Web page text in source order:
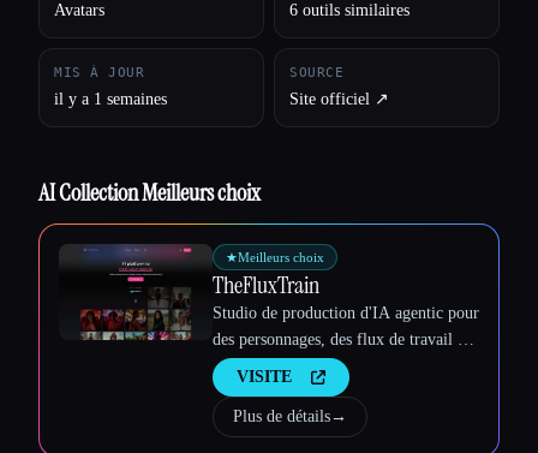
Esc
Avatars 6 outils similaires
MIS À JOUR
il y a 1 semaines
SOURCE
Site officiel ↗︎
AI Collection Meilleurs choix
★Meilleurs choix
TheFluxTrain
Studio de production d'IA agentic pour
des personnages, des flux de travail et
des vidéos cohérents
VISITE
Plus de détails→